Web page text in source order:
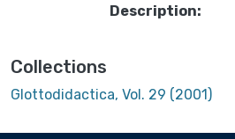
Description:
Collections
Glottodidactica, Vol. 29 (2001)